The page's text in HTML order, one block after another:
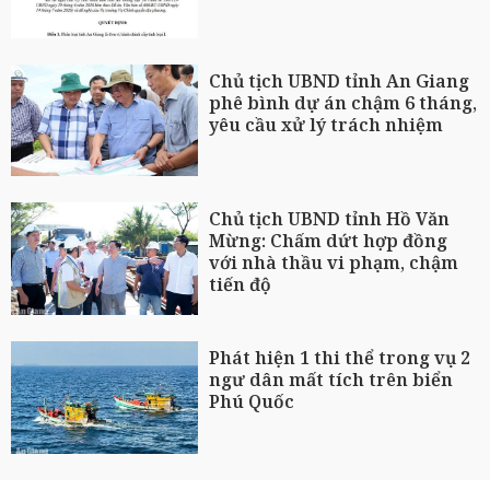
Chủ tịch UBND tỉnh An Giang
phê bình dự án chậm 6 tháng,
yêu cầu xử lý trách nhiệm
Chủ tịch UBND tỉnh Hồ Văn
Mừng: Chấm dứt hợp đồng
với nhà thầu vi phạm, chậm
tiến độ
Phát hiện 1 thi thể trong vụ 2
ngư dân mất tích trên biển
Phú Quốc